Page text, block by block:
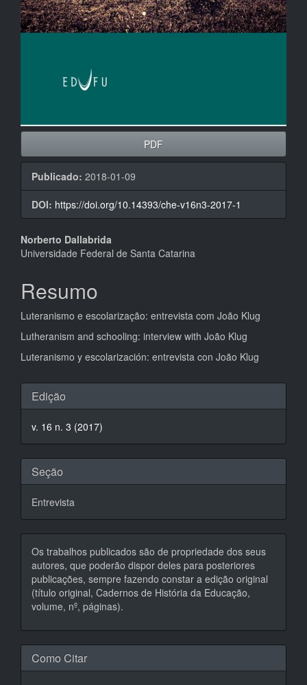
PDF
Publicado: 2018-01-09
DOI: https://doi.org/10.14393/che-v16n3-2017-1
Conteúdo
do
artigo
principal
Norberto Dallabrida
Universidade Federal de Santa Catarina
Resumo
Luteranismo e escolarização: entrevista com João Klug
Lutheranism and schooling: interview with João Klug
Luteranismo y escolarización: entrevista con João Klug
Detalhes
do
artigo
Edição
v. 16 n. 3 (2017)
Seção
Entrevista
Os trabalhos publicados são de propriedade dos seus
autores, que poderão dispor deles para posteriores
publicações, sempre fazendo constar a edição original
(título original, Cadernos de História da Educação,
volume, nº, páginas).
Como Citar